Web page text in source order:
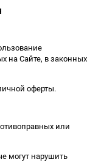
на Сайте, в законных
оферты.
или
могут нарушить